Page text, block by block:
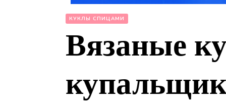
КУКЛЫ СПИЦАМИ
Вязаные